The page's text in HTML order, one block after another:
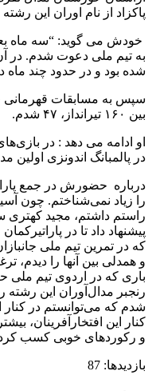
پاکزاد از نام اوران این
خودش می گوید: “سه ماه
به تیم ملی دعوت شدم. در
شده بود و در حدود چند ماه
سپس به مسابقات قهرمانی
بین ۱۶۰ تیرانداز، ۴۷ شدم.
در پالمبانگ اندونزی اولین
درباره حضورش در جمع
را زیاد نمی‌شناختم. چون
راستم داشتم، مجید
پیشنهاد داد تا در
که در تمرین تیم ملی
و همدلی بین آنها را دیدم،
باری که در اردوی تیم ملی
رنجبر مدال‌آوران این رشته
شدم که می‌توانستم در کنار
کنار این افتخارآفرینان،
و رکوردهای خوبی کسب
بازدیدها: 87